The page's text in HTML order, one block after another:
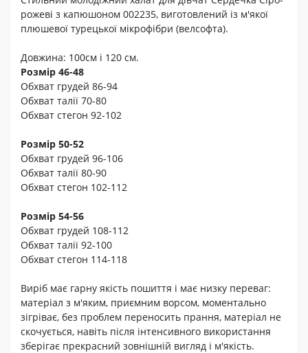
рожеві з капюшоном 002235, виготовлений із м'якої
плюшевої турецької мікрофібри (велсофта).
Довжина: 100см і 120 см.
Розмір 46-48
Обхват грудей 86-94
Обхват талії 70-80
Обхват стегон 92-102
Розмір 50-52
Обхват грудей 96-106
Обхват талії 80-90
Обхват стегон 102-112
Розмір 54-56
Обхват грудей 108-112
Обхват талії 92-100
Обхват стегон 114-118
Виріб має гарну якість пошиття і має низку переваг:
матеріал з м'яким, приємним ворсом, моментально
зігріває, без проблем переносить прання, матеріал не
скочується, навіть після інтенсивного використання
зберігає прекрасний зовнішній вигляд і м'якість.